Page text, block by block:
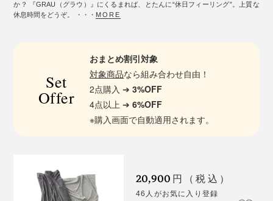
か？ 『GRAU（グラウ）』にくるまれば、とたんに“休日フィーリング”。上質な
休息時間をどうぞ。 ・・・ MORE
Set
Offer
おまとめ割引対象
対象商品なら組み合わせ自由！
2点購入 ➔3%OFF
4点以上 ➔6%OFF
※購入画面で自動適用されます。
20,900 円（税込）
46人がお気に入り登録